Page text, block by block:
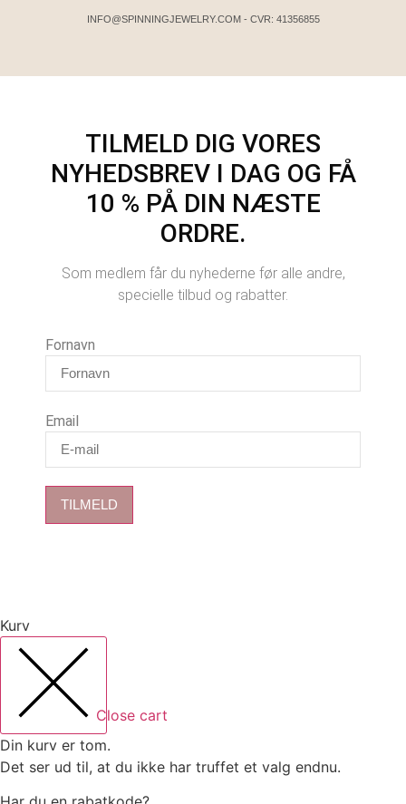
INFO@SPINNINGJEWELRY.COM- CVR: 41356855
TILMELD DIG VORES
NYHEDSBREV I DAG OG FÅ
10 % PÅ DIN NÆSTE
ORDRE.
Som medlem får du nyhederne før alle andre,
specielle tilbud og rabatter.
Fornavn
Email
TILMELD
Kurv
Close cart
Din kurv er tom.
Det ser ud til, at du ikke har truffet et valg endnu.